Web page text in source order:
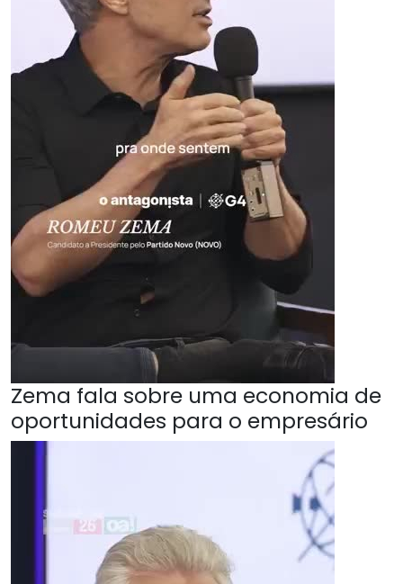
Zema fala sobre uma economia de
oportunidades para o empresário